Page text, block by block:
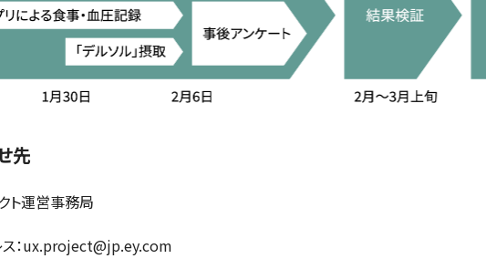
先
ト運営事務局
ス：ux.project@jp.ey.com